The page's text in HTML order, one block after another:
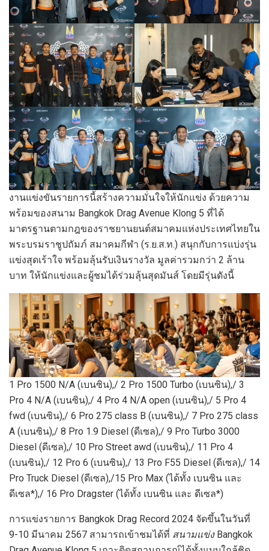
งานแข่งขันรายการนี้สร้างความมั่นใจให้นักแข่ง ด้วยความ
พร้อมของสนาม Bangkok Drag Avenue Klong 5 ที่ได้
มาตรฐานตามกฎของราชยานยนต์สมาคมแห่งประเทศไทยใน
พระบรมราชูปถัมภ์ สมาคมกีฬา (ร.ย.ส.ท.) สนุกกับการแบ่งรุ่น
แข่งสุดเร้าใจ พร้อมลุ้นรับเงินรางวัล มูลค่ารวมกว่า 2 ล้าน
บาท ให้นักแข่งและผู้ชมได้ร่วมลุ้นสุดมันส์ โดยมีรุ่นดังนี้
1 Pro 1500 N/A (เบนซิน),/ 2 Pro 1500 Turbo (เบนซิน),/ 3
Pro 4 N/A (เบนซิน),/ 4 Pro 4 N/A open (เบนซิน),/ 5 Pro 4
fwd (เบนซิน),/ 6 Pro 275 class B (เบนซิน),/ 7 Pro 275 class
A (เบนซิน),/ 8 Pro 1.9 Diesel (ดีเซล),/ 9 Pro Turbo 3000
Diesel (ดีเซล),/ 10 Pro Street awd (เบนซิน),/ 11 Pro 4
(เบนซิน),/ 12 Pro 6 (เบนซิน),/ 13 Pro F55 Diesel (ดีเซล),/ 14
Pro Truck Diesel (ดีเซล),/15 Pro Max (ได้ทั้ง เบนซิน และ
ดีเซล*),/ 16 Pro Dragster (ได้ทั้ง เบนซิน และ ดีเซล*)
การแข่งรายการ Bangkok Drag Record 2024 จัดขึ้นในวันที่
9-10 มีนาคม 2567 สามารถเข้าชมได้ที่ สนามแข่งBangkok